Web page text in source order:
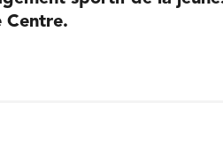
Centre.